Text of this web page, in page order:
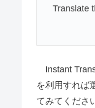
Translate
Instant
を利用すれば
てみてくださ